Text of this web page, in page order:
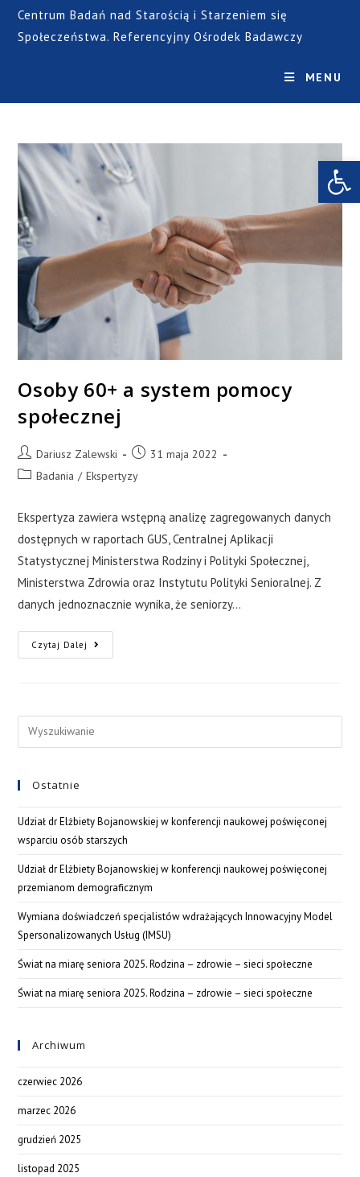
Open toolbar
Centrum Badań nad Starością i Starzeniem się
Społeczeństwa. Referencyjny Ośrodek Badawczy
MENU
Osoby 60+ a system pomocy
społecznej
Dariusz Zalewski
31 maja 2022
Badania / Ekspertyzy
Ekspertyza zawiera wstępną analizę zagregowanych danych
dostępnych w raportach GUS, Centralnej Aplikacji
Statystycznej Ministerstwa Rodziny i Polityki Społecznej,
Ministerstwa Zdrowia oraz Instytutu Polityki Senioralnej. Z
danych jednoznacznie wynika, że seniorzy…
Czytaj Dalej
Ostatnie
Udział dr Elżbiety Bojanowskiej w konferencji naukowej poświęconej
wsparciu osób starszych
Udział dr Elżbiety Bojanowskiej w konferencji naukowej poświęconej
przemianom demograficznym
Wymiana doświadczeń specjalistów wdrażających Innowacyjny Model
Spersonalizowanych Usług (IMSU)
Świat na miarę seniora 2025. Rodzina – zdrowie – sieci społeczne
Świat na miarę seniora 2025. Rodzina – zdrowie – sieci społeczne
Archiwum
czerwiec 2026
marzec 2026
grudzień 2025
listopad 2025